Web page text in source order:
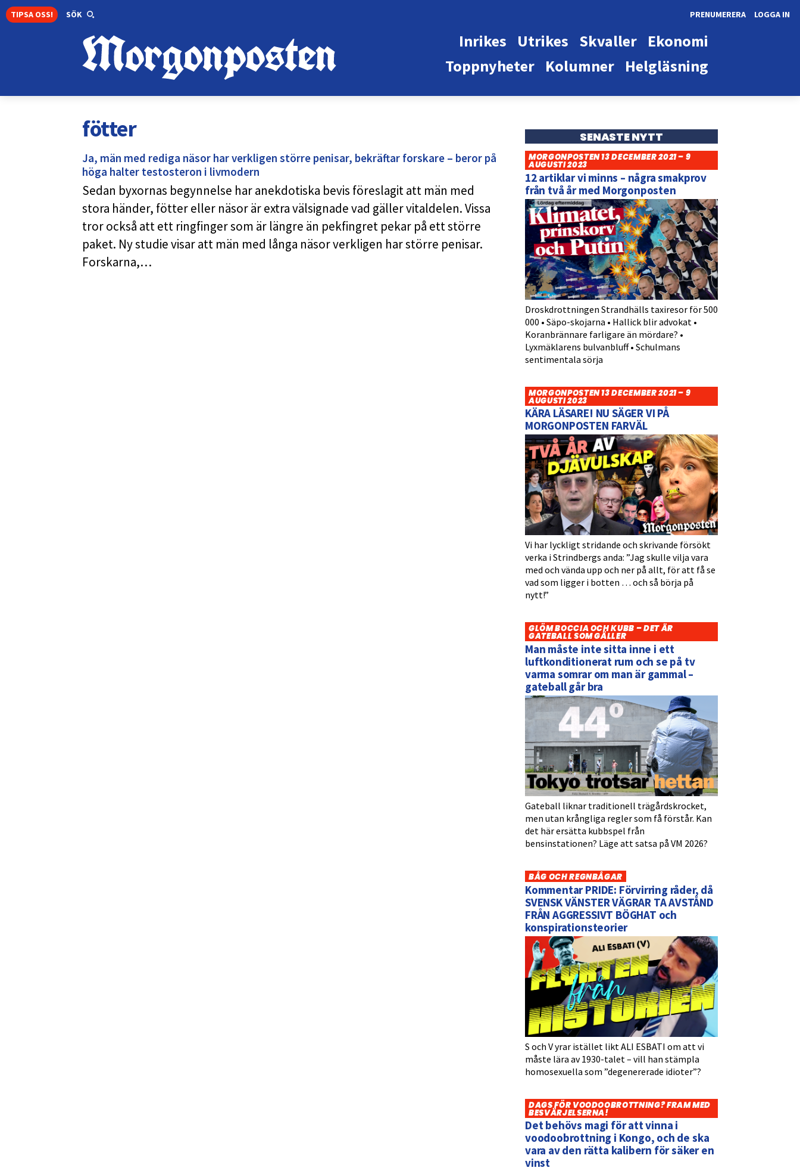
TIPSA OSS! SÖK LOGGA IN
PRENUMERERA
Ekonomi
Skvaller
Utrikes
Inrikes
Helgläsning
Kolumner
Toppnyheter
fötter
Ja, män med rediga näsor har verkligen större penisar, bekräftar forskare – beror på
höga halter testosteron i livmodern
Sedan byxornas begynnelse har anekdotiska bevis föreslagit att män med
stora händer, fötter eller näsor är extra välsignade vad gäller vitaldelen. Vissa
tror också att ett ringfinger som är längre än pekfingret pekar på ett större
paket. Ny studie visar att män med långa näsor verkligen har större penisar.
Forskarna,…
SENASTE NYTT
MORGONPOSTEN 13 DECEMBER 2021 – 9
AUGUSTI 2023
12 artiklar vi minns – några smakprov
från två år med Morgonposten
Droskdrottningen Strandhälls taxiresor för 500
000 • Säpo-skojarna • Hallick blir advokat •
Koranbrännare farligare än mördare? •
Lyxmäklarens bulvanbluff • Schulmans
sentimentala sörja
MORGONPOSTEN 13 DECEMBER 2021 – 9
AUGUSTI 2023
KÄRA LÄSARE! NU SÄGER VI PÅ
MORGONPOSTEN FARVÄL
Vi har lyckligt stridande och skrivande försökt
verka i Strindbergs anda: ”Jag skulle vilja vara
med och vända upp och ner på allt, för att få se
vad som ligger i botten … och så börja på
nytt!”
GLÖM BOCCIA OCH KUBB – DET ÄR
GATEBALL SOM GÄLLER
Man måste inte sitta inne i ett
luftkonditionerat rum och se på tv
varma somrar om man är gammal –
gateball går bra
Gateball liknar traditionell trägårdskrocket,
men utan krångliga regler som få förstår. Kan
det här ersätta kubbspel från
bensinstationen? Läge att satsa på VM 2026?
BÅG OCH REGNBÅGAR
Kommentar PRIDE: Förvirring råder, då
SVENSK VÄNSTER VÄGRAR TA AVSTÅND
FRÅN AGGRESSIVT BÖGHAT och
konspirationsteorier
S och V yrar istället likt ALI ESBATI om att vi
måste lära av 1930-talet – vill han stämpla
homosexuella som ”degenererade idioter”?
DAGS FÖR VOODOOBROTTNING? FRAM MED
BESVÄRJELSERNA!
Det behövs magi för att vinna i
voodoobrottning i Kongo, och de ska
vara av den rätta kalibern för säker en
vinst